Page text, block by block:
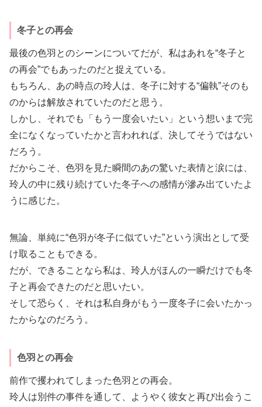
冬子との再会
最後の色羽とのシーンについてだが、私はあれを“冬子と
の再会”でもあったのだと捉えている。
もちろん、あの時点の玲人は、冬子に対する“偏執”そのも
のからは解放されていたのだと思う。
しかし、それでも「もう一度会いたい」という想いまで完
全になくなっていたかと言われれば、決してそうではない
だろう。
だからこそ、色羽を見た瞬間のあの驚いた表情と涙には、
玲人の中に残り続けていた冬子への感情が滲み出ていたよ
うに感じた。
無論、単純に“色羽が冬子に似ていた”という演出として受
け取ることもできる。
だが、できることなら私は、玲人がほんの一瞬だけでも冬
子と再会できたのだと思いたい。
そして恐らく、それは私自身がもう一度冬子に会いたかっ
たからなのだろう。
色羽との再会
前作で攫われてしまった色羽との再会。
玲人は別件の事件を通して、ようやく彼女と再び出会うこ